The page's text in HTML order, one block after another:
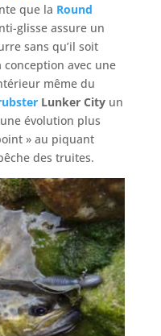
que la Round
glisse assure un
sans qu’il soit
avec une
même du
Lunker City un
évolution plus
» au piquant
des truites.